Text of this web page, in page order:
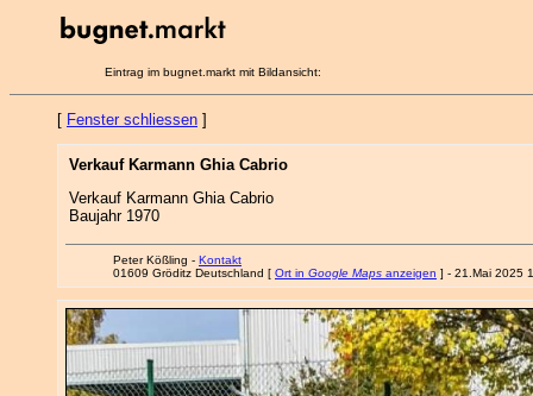
Eintrag im bugnet.markt mit Bildansicht:
[ Fenster schliessen ]
Verkauf Karmann Ghia Cabrio
Verkauf Karmann Ghia Cabrio
Baujahr 1970
Peter Kößling - Kontakt
01609 Gröditz Deutschland [ Ort in Google Maps anzeigen ] - 21.Mai 2025